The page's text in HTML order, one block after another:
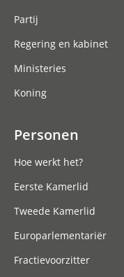
Partij
Regering en kabinet
Ministeries
Koning
Personen
Hoe werkt het?
Eerste Kamerlid
Tweede Kamerlid
Europarlementariër
Fractievoorzitter